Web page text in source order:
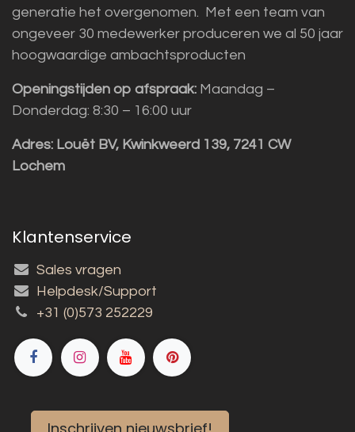
generatie het overgenomen. Met een team van
ongeveer 30 medewerker produceren we al 50 jaar
hoogwaardige ambachtsproducten
Openingstijden op afspraak: Maandag –
Donderdag: 8:30 – 16:00 uur
Adres: Louët BV, Kwinkweerd 139, 7241 CW
Lochem
Klantenservice
Sales vragen
Helpdesk/Support
+31 (0)573 252229